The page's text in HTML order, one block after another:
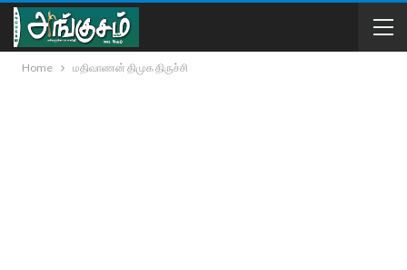
Home மதிவாணன் திமுக திருச்சி